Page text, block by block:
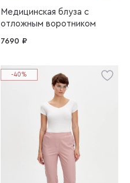
Медицинская блуза с
отложным воротником
7690 ₽
-40%